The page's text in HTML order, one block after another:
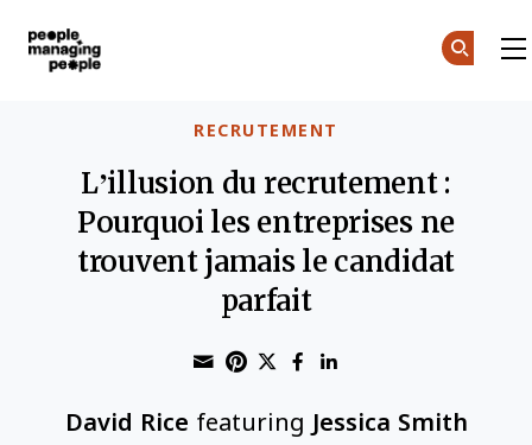
RECRUTEMENT
L’illusion du recrutement :
Pourquoi les entreprises ne
trouvent jamais le candidat
parfait
Share through Email
Print this page
Share on Pinterest
Share on Twitter
Share on
David Rice featuring Jessica Smith